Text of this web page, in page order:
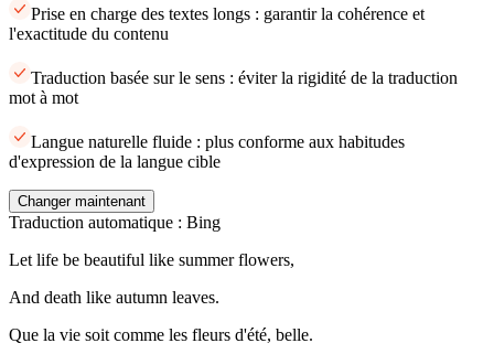
Prise en charge des textes longs : garantir la cohérence et
l'exactitude du contenu
Traduction basée sur le sens : éviter la rigidité de la traduction
mot à mot
Langue naturelle fluide : plus conforme aux habitudes
d'expression de la langue cible
Changer maintenant
Traduction automatique : Bing
Let life be beautiful like summer flowers,
And death like autumn leaves.
Que la vie soit comme les fleurs d'été, belle.